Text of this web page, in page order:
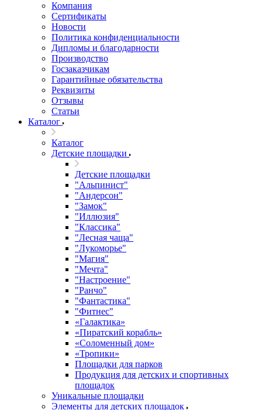
Компания
Сертификаты
Новости
Политика конфиденциальности
Дипломы и благодарности
Производство
Госзаказчикам
Гарантийные обязательства
Реквизиты
Отзывы
Статьи
Каталог
Каталог
Детские площадки
Детские площадки
"Альпинист"
"Андерсон"
"Замок"
"Иллюзия"
"Классика"
"Лесная чаща"
"Лукоморье"
"Магия"
"Мечта"
"Настроение"
"Ранчо"
"Фантастика"
"Фитнес"
«Галактика»
«Пиратский корабль»
«Соломенный дом»
«Тропики»
Площадки для парков
Продукция для детских и спортивных
площадок
Уникальные площадки
Элементы для детских площадок